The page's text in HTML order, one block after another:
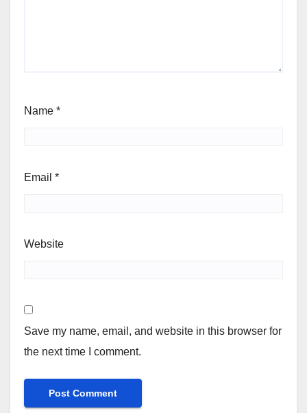
Name *
Email *
Website
Save my name, email, and website in this browser for
the next time I comment.